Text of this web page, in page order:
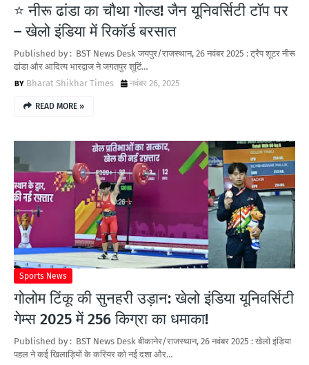
⭐ नीरू ढांडा का चौथा गोल्ड! जैन यूनिवर्सिटी टॉप पर
– खेलो इंडिया में रिकॉर्ड बरसात
Published by : BST News Desk जयपुर/राजस्थान, 26 नवंबर 2025 : ट्रैप शूटर नीरू
ढांडा और आदित्य भारद्वाज ने जगतपुर शूटिं…
Bharat Shikhar Times
नवंबर 26, 2025
READ MORE »
Sports News
गोलोम टिंकू की सुनहरी उड़ान: खेलो इंडिया यूनिवर्सिटी
गेम्स 2025 में 256 किग्रा का धमाका!
Published by : BST News Desk बीकानेर/राजस्थान, 26 नवंबर 2025 : खेलो इंडिया
पहल ने कई खिलाड़ियों के करियर को नई दशा और…